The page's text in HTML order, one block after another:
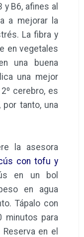
y B6, afines al
a mejorar la
La fibra y
en vegetales
una buena
una mejor
cerebro, es
tanto, una
la asesora
con tofu y
en un bol
en agua
Tápalo con
minutos para
en el